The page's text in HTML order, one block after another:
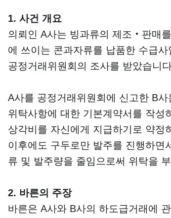
1. 사건 개요
의뢰인 A사는 빙과류의 제조‧판매
에 쓰이는 콘과자류를 납품한 수급
공정거래위원회의 조사를 받았습니
A사를 공정거래위원회에 신고한 B
위탁사항에 대한 기본계약서를 작
상각비를 자신에게 지급하기로 약
이후에도 구두로만 발주를 진행하
류 및 발주량을 줄임으로써 위탁을
2. 바른의 주장
바른은 A사와 B사의 하도급거래에